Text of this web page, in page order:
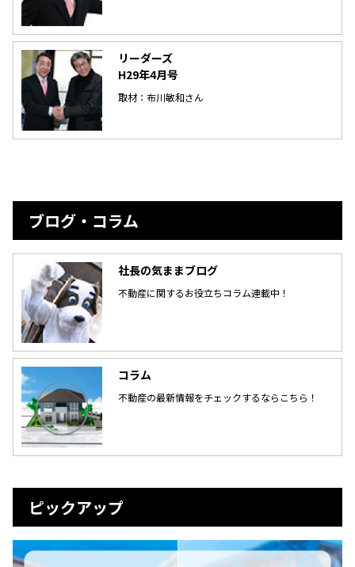
リーダーズ
H29年4月号
取材：布川敏和さん
ブログ・コラム
社長の気ままブログ
不動産に関するお役立ちコラム連載中！
コラム
不動産の最新情報をチェックするならこちら！
ピックアップ